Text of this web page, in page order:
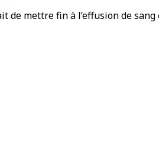
de mettre fin à l’effusion de